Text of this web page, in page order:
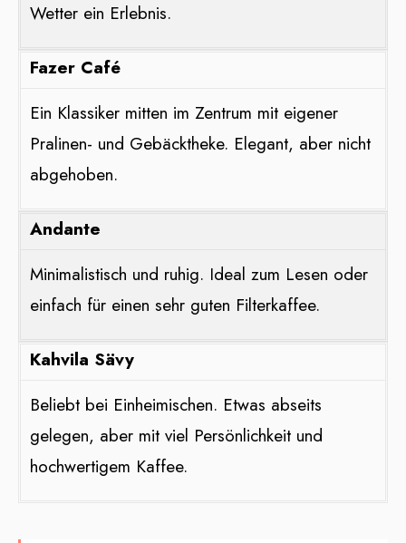
Wetter ein Erlebnis.
Fazer Café
Ein Klassiker mitten im Zentrum mit eigener
Pralinen- und Gebäcktheke. Elegant, aber nicht
abgehoben.
Andante
Minimalistisch und ruhig. Ideal zum Lesen oder
einfach für einen sehr guten Filterkaffee.
Kahvila Sävy
Beliebt bei Einheimischen. Etwas abseits
gelegen, aber mit viel Persönlichkeit und
hochwertigem Kaffee.